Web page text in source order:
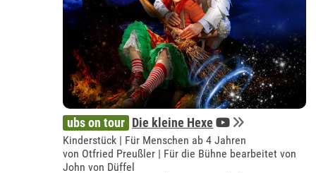
ubs on tour Die kleine Hexe
Kinderstück | Für Menschen ab 4 Jahren
von Otfried Preußler | Für die Bühne bearbeitet von
John von Düffel